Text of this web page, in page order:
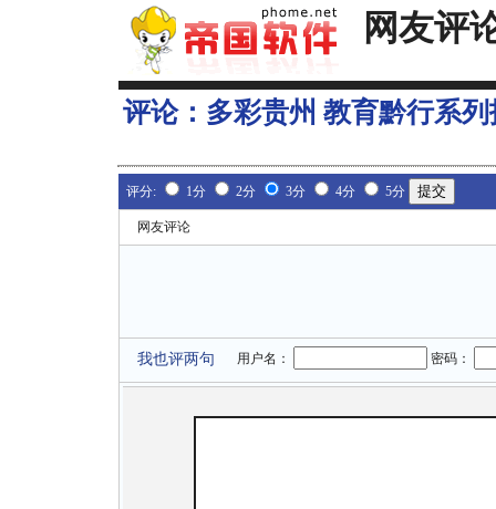
网友评
评论： 多彩贵州 教育黔行系
评分: 1分 2分 3分 4分 5分
网友评论
我也评两句 用户名： 密码：